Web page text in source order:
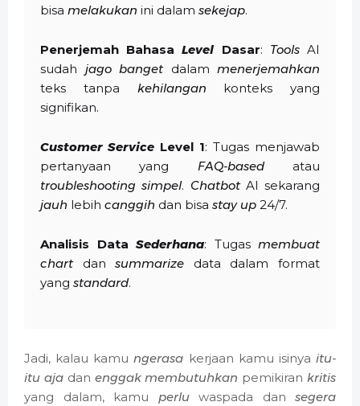
bisa melakukan ini dalam sekejap.
Penerjemah BahasaLevel Dasar: ToolsAI
sudah jago bangetdalam menerjemahkan
teks tanpa kehilangan konteks yang
signifikan.
Customer Service Level 1: Tugas menjawab
pertanyaan yang FAQ-basedatau
troubleshooting simpel. ChatbotAI sekarang
jauh lebih canggih dan bisa stay up 24/7.
Analisis Data Sederhana: Tugas membuat
chartdansummarize data dalam format
yang standard.
Jadi, kalau kamungerasa kerjaan kamu isinyaitu-
itu ajadan enggak membutuhkan pemikirankritis
yang dalam, kamu perluwaspada dan segera